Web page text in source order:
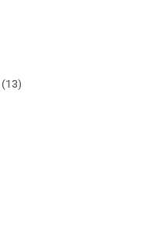
1313